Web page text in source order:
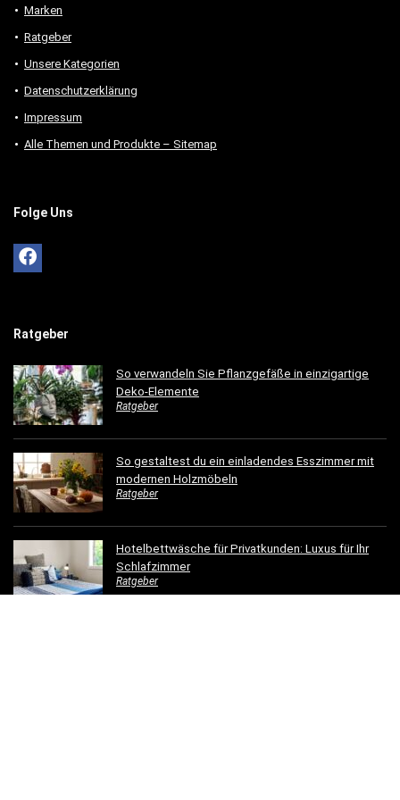
Marken
Ratgeber
Unsere Kategorien
Datenschutzerklärung
Impressum
Alle Themen und Produkte – Sitemap
Folge Uns
Ratgeber
So verwandeln Sie Pflanzgefäße in einzigartige
Deko-Elemente
Ratgeber
So gestaltest du ein einladendes Esszimmer mit
modernen Holzmöbeln
Ratgeber
Hotelbettwäsche für Privatkunden: Luxus für Ihr
Schlafzimmer
Ratgeber